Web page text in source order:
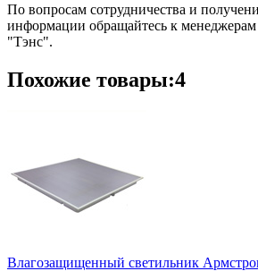
По вопросам сотрудничества и
информации обращайтесь к
"Тэнс".
Похожие товары:4
Влагозащищенный светильник